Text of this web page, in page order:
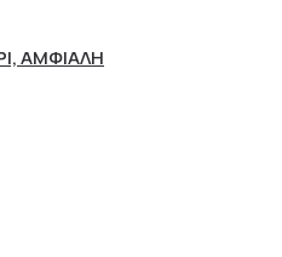
ΑΜΦΙΆΛΗ